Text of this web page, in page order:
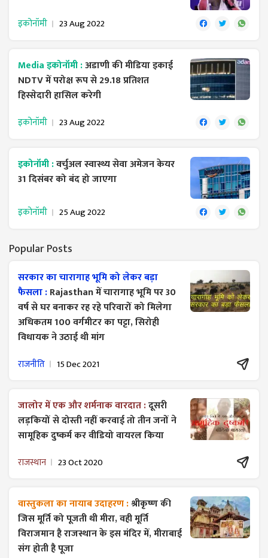
इकोनॉमी 23 Aug 2022
Media इकोनॉमी :अडाणी की मीडिया इकाई
NDTV में परोक्ष रूप से 29.18 प्रतिशत
हिस्सेदारी हासिल करेगी
इकोनॉमी 23 Aug 2022
इकोनॉमी :वर्चुअल स्वास्थ्य सेवा अमेजन केयर
31 दिसंबर को बंद हो जाएगा
इकोनॉमी 25 Aug 2022
Popular Posts
सरकार का चारागाह भूमि को लेकर बड़ा
फैसला :Rajasthan में चारागाह भूमि पर 30
वर्ष से घर बनाकर रह रहे परिवारों को मिलेगा
अधिकतम 100 वर्गमीटर का पट्टा, सिरोही
विधायक ने उठाई थी मांग
राजनीति 15 Dec 2021
जालोर में एक और शर्मनाक वारदात :दूसरी
लड़कियों से दोस्ती नहीं करवाई तो तीन जनों ने
सामूहिक दुष्कर्म कर वीडियो वायरल किया
राजस्थान 23 Oct 2020
वास्तुकला का नायाब उदाहरण :श्रीकृष्ण की
जिस मूर्ति को पूजती थी मीरा, वही मूर्ति
विराजमान है राजस्थान के इस मंदिर में, मीराबाई
संग होती है पूजा